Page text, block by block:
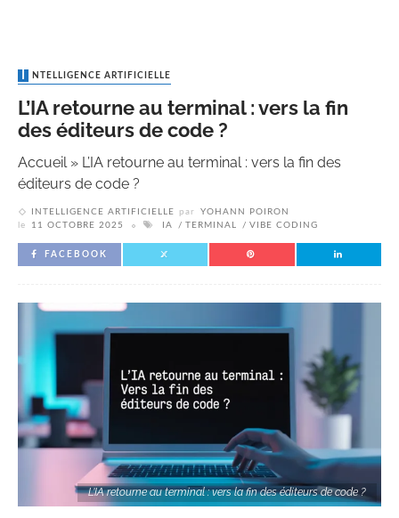
INTELLIGENCE ARTIFICIELLE
L’IA retourne au terminal : vers la fin
des éditeurs de code ?
Accueil» L’IA retourne au terminal : vers la fin des
éditeurs de code ?
INTELLIGENCE ARTIFICIELLE par
YOHANN POIRON
le
11 OCTOBRE 2025 IA TERMINAL VIBE CODING
FACEBOOK
L’IA retourne au terminal : vers la fin des éditeurs de code ?